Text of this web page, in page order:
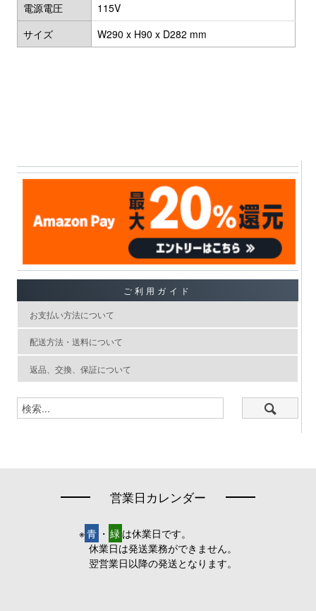
電源電圧
115V
サイズ
W290 x H90 x D282 mm
ご利用ガイド
お支払い方法について
配送方法・送料について
返品、交換、保証について
営業日カレンダー
※青 ・ 緑 は休業日です。
休業日は発送業務ができません。
翌営業日以降の発送となります。